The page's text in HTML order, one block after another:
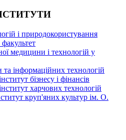
і природокористування
медицини і технологій у
та інформаційних технологій
бізнесу і фінансів
харчових технологій
круп'яних культур ім. О.